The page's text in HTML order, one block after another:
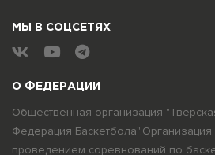
О ФЕДЕРАЦИИ
Общественная организация
Федерация
проведением соревнований по
МЫ В СОЦСЕТЯХ